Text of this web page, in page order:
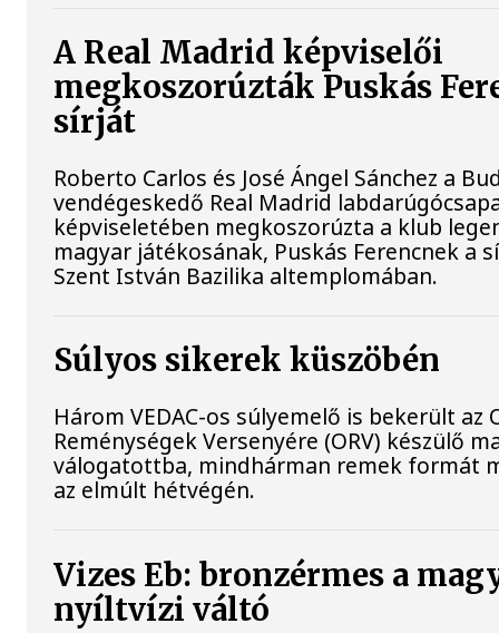
A Real Madrid képviselői
megkoszorúzták Puskás
sírját
Roberto Carlos és José Ángel Sánchez a
vendégeskedő Real Madrid
képviseletében megkoszorúzta a klub
magyar játékosának, Puskás Ferencnek a
Szent István Bazilika altemplomában.
Súlyos sikerek küszöbén
Három VEDAC-os súlyemelő is bekerült az
Reménységek Versenyére (ORV) készülő
válogatottba, mindhárman remek formát
az elmúlt hétvégén.
Vizes Eb: bronzérmes a
nyíltvízi váltó